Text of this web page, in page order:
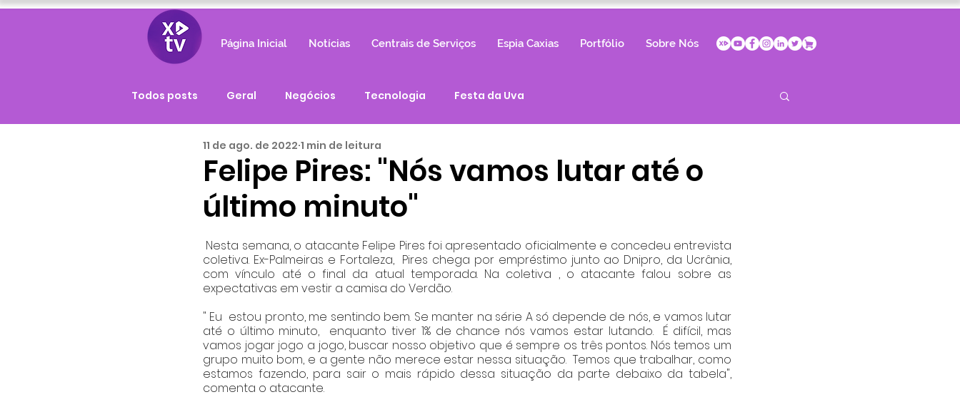
Página Inicial Notícias Centrais de Serviços Espia Caxias Portfólio Sobre Nós
Todos posts Geral Negócios Tecnologia Festa da Uva
Felipe Pires: "Nós vamos lutar até o
último minuto"
11 de ago. de 2022 1 min de leitura
coletiva. Ex-Palmeiras e Fortaleza,  Pires chega por empréstimo junto ao Dnipro, da Ucrânia,
com vínculo até o final da atual temporada. Na coletiva , o atacante falou sobre as
expectativas em vestir a camisa do Verdão.
" Eu  estou pronto, me sentindo bem. Se manter na série A só depende de nós, e vamos lutar
até o último minuto,  enquanto tiver 1% de chance nós vamos estar lutando.  É difícil, mas
vamos jogar jogo a jogo, buscar nosso objetivo que é sempre os três pontos. Nós temos um
grupo muito bom, e a gente não merece estar nessa situação.  Temos que trabalhar, como
estamos fazendo, para sair o mais rápido dessa situação da parte debaixo da tabela",
comenta o atacante.